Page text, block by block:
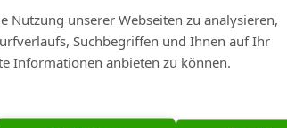
Nutzung unserer Webseiten zu analysieren,
Suchbegriffen und Ihnen auf Ihr
Informationen anbieten zu können.